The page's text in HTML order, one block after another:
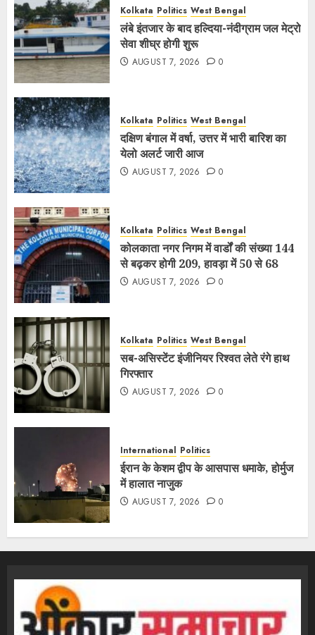
Kolkata Politics West Bengal
लंबे इंतजार के बाद हल्दिया-नंदीग्राम जल मेट्रो
सेवा शीघ्र होगी शुरू
AUGUST 7, 2026 0
Kolkata Politics West Bengal
दक्षिण बंगाल में वर्षा, उत्तर में भारी बारिश का
येलो अलर्ट जारी आज
AUGUST 7, 2026 0
Kolkata Politics West Bengal
कोलकाता नगर निगम में वार्डों की संख्या 144
से बढ़कर होगी 209, हावड़ा में 50 से 68
AUGUST 7, 2026 0
Kolkata Politics West Bengal
सब-असिस्टेंट इंजीनियर रिश्वत लेते रंगे हाथ
गिरफ्तार
AUGUST 7, 2026 0
International Politics
ईरान के केशम द्वीप के आसपास धमाके, होर्मुज
में हालात नाजुक
AUGUST 7, 2026 0